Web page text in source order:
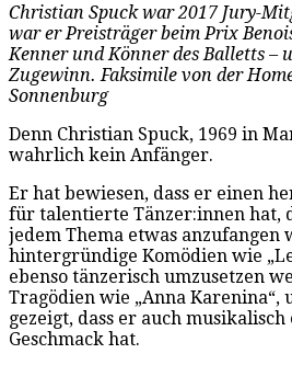
Christian Spuck war 2017 Jury-
war er Preisträger beim Prix
Kenner und Könner des Balletts
Zugewinn. Faksimile von der
Sonnenburg
Denn Christian Spuck, 1969 in
wahrlich kein Anfänger.
Er hat bewiesen, dass er einen
für talentierte Tänzer:innen hat,
jedem Thema etwas anzufangen
hintergründige Komödien wie
ebenso tänzerisch umzusetzen
Tragödien wie „Anna Karenina“,
gezeigt, dass er auch
Geschmack hat.